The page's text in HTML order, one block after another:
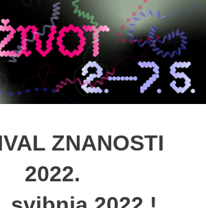
ZNANOSTI
2022.